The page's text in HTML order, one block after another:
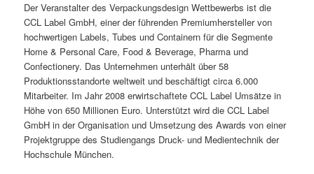
Der Veranstalter des Verpackungsdesign Wettbewerbs ist die
CCL Label GmbH, einer der führenden Premiumhersteller von
hochwertigen Labels, Tubes und Containern für die Segmente
Home & Personal Care, Food & Beverage, Pharma und
Confectionery. Das Unternehmen unterhält über 58
Produktionsstandorte weltweit und beschäftigt circa 6.000
Mitarbeiter. Im Jahr 2008 erwirtschaftete CCL Label Umsätze in
Höhe von 650 Millionen Euro. Unterstützt wird die CCL Label
GmbH in der Organisation und Umsetzung des Awards von einer
Projektgruppe des Studiengangs Druck- und Medientechnik der
Hochschule München.